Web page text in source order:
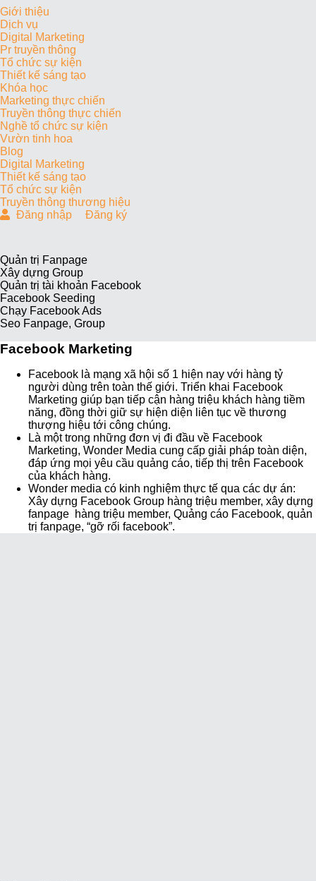
Giới thiệu
Dịch vụ
Digital Marketing
Pr truyền thông
Tổ chức sự kiện
Thiết kế sáng tạo
Khóa học
Marketing thực chiến
Truyền thông thực chiến
Nghề tổ chức sự kiện
Vườn tinh hoa
Blog
Digital Marketing
Thiết kế sáng tạo
Tổ chức sự kiện
Truyền thông thương hiệu
Đăng nhập
Đăng ký
Quản trị Fanpage
Xây dựng Group
Quản trị tài khoản Facebook
Facebook Seeding
Chạy Facebook Ads
Seo Fanpage, Group
Facebook Marketing
Facebook là mạng xã hội số 1 hiện nay với hàng tỷ
người dùng trên toàn thế giới. Triển khai Facebook
Marketing giúp bạn tiếp cận hàng triệu khách hàng tiềm
năng, đồng thời giữ sự hiện diện liên tục về thương
thượng hiệu tới công chúng.
Là một trong những đơn vị đi đầu về Facebook
Marketing, Wonder Media cung cấp giải pháp toàn diện,
đáp ứng mọi yêu cầu quảng cáo, tiếp thị trên Facebook
của khách hàng.
Wonder media có kinh nghiệm thực tế qua các dự án:
Xây dựng Facebook Group hàng triệu member, xây dựng
fanpage hàng triệu member, Quảng cáo Facebook, quản
trị fanpage, “gỡ rối facebook”.